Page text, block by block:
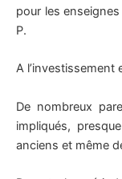
pour les
P.
A l’investissement
De nombreux
impliqués,
anciens et même